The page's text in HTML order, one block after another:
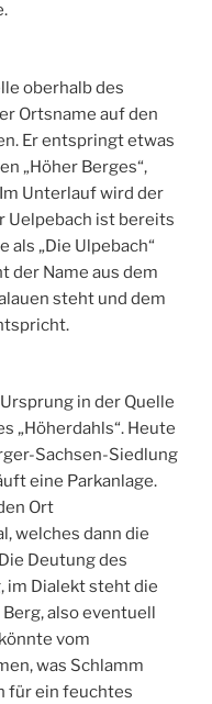
oberhalb des
Ortsname auf den
Er entspringt etwas
„Höher Berges“,
Unterlauf wird der
Uelpebach ist bereits
„Die Ulpebach“
der Name aus dem
steht und dem
in der Quelle
„Höherdahls“. Heute
Sachsen-Siedlung
eine Parkanlage.
Ort
welches dann die
Deutung des
im Dialekt steht die
also eventuell
vom
was Schlamm
für ein feuchtes